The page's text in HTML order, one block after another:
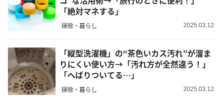
「絶対マネする」
掃除・暮らし 2025.03.12
「縦型洗濯機」の“茶色いカス汚れ”が溜ま
りにくい使い方→「汚れ方が全然違う！」
「へばりついてる…」
掃除・暮らし 2025.03.12